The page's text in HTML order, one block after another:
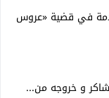
في قضية «عروس
شاكر و خروجه من...